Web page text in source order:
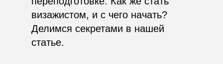
визажистом, и с чего начать?
Делимся секретами в нашей
статье.